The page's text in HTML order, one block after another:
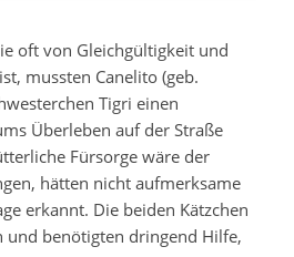
oft von Gleichgültigkeit und
mussten Canelito (geb.
Tigri einen
Überleben auf der Straße
Fürsorge wäre der
hätten nicht aufmerksame
erkannt. Die beiden Kätzchen
und benötigten dringend Hilfe,